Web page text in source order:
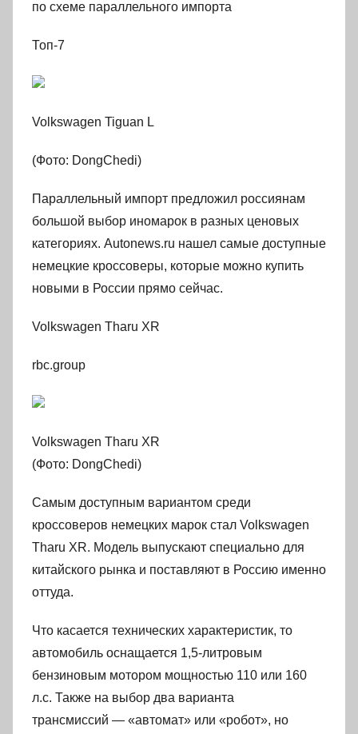
по схеме параллельного импорта
Топ-7
Volkswagen Tiguan L
(Фото: DongChedi)
Параллельный импорт предложил россиянам
большой выбор иномарок в разных ценовых
категориях. Autonews.ru нашел самые доступные
немецкие кроссоверы, которые можно купить
новыми в России прямо сейчас.
Volkswagen Tharu XR
rbc.group
Volkswagen Tharu XR
(Фото: DongChedi)
Самым доступным вариантом среди
кроссоверов немецких марок стал Volkswagen
Tharu XR. Модель выпускают специально для
китайского рынка и поставляют в Россию именно
оттуда.
Что касается технических характеристик, то
автомобиль оснащается 1,5-литровым
бензиновым мотором мощностью 110 или 160
л.с. Также на выбор два варианта
трансмиссий — «автомат» или «робот», но